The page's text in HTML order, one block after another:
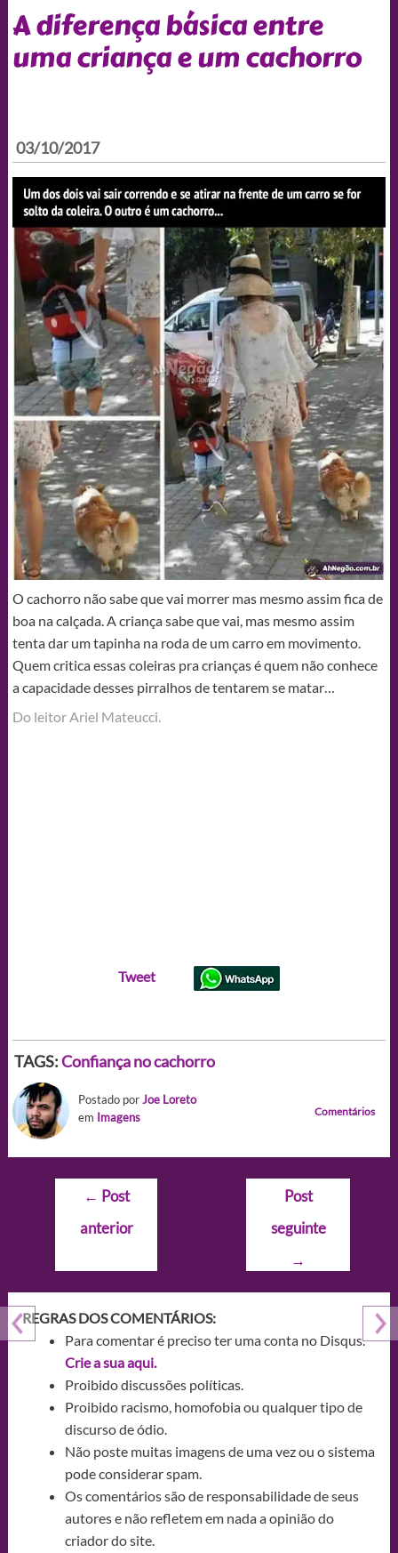
A diferença básica entre
uma criança e um cachorro
03/10/2017
O cachorro não sabe que vai morrer mas mesmo assim fica de
boa na calçada. A criança sabe que vai, mas mesmo assim
tenta dar um tapinha na roda de um carro em movimento.
Quem critica essas coleiras pra crianças é quem não conhece
a capacidade desses pirralhos de tentarem se matar…
Do leitor Ariel Mateucci.
Tweet
TAGS:Confiança no cachorro
Postado porJoe Loreto
em Imagens Comentários
Navegação
Post
← Post
anterior
Post
seguinte
→
REGRAS DOS COMENTÁRIOS:
Para comentar é preciso ter uma conta no Disqus.
Crie a sua aqui.
Proibido discussões políticas.
Proibido racismo, homofobia ou qualquer tipo de
discurso de ódio.
Não poste muitas imagens de uma vez ou o sistema
pode considerar spam.
Os comentários são de responsabilidade de seus
autores e não refletem em nada a opinião do
criador do site.